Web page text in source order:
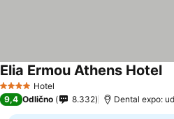
4 ZvezdiceHotel
Elia Ermou Athens Hotel
9,4 Odlično 8.332 Dental expo: